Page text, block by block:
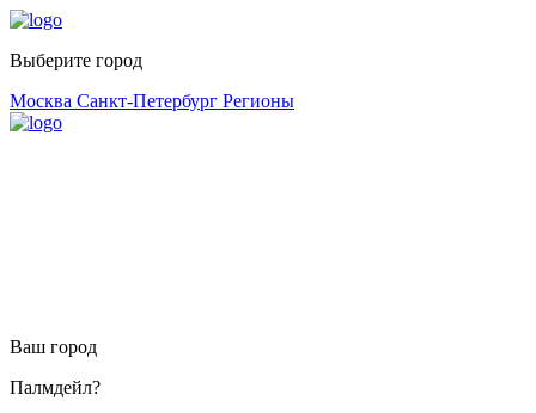
Выберите город
Москва Санкт-Петербург Регионы
Ваш город
Палмдейл?